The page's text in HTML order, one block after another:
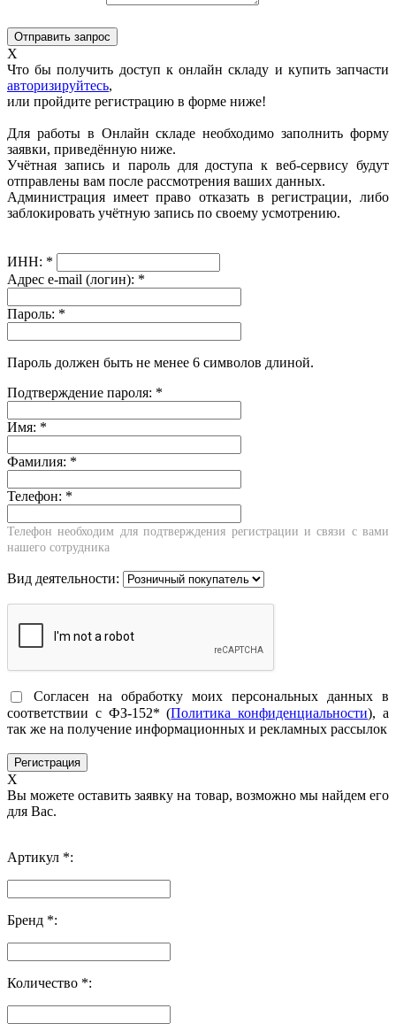
X
Что бы получить доступ к онлайн складу и купить запчасти
авторизируйтесь,
или пройдите регистрацию в форме ниже!
Для работы в Онлайн складе необходимо заполнить форму
заявки, приведённую ниже.
Учётная запись и пароль для доступа к веб-сервису будут
отправлены вам после рассмотрения ваших данных.
Администрация имеет право отказать в регистрации, либо
заблокировать учётную запись по своему усмотрению.
ИНН: *
Адрес e-mail (логин): *
Пароль: *
Пароль должен быть не менее 6 символов длиной.
Подтверждение пароля: *
Имя: *
Фамилия: *
Телефон: *
Телефон необходим для подтверждения регистрации и связи с вами
нашего сотрудника
Вид деятельности:
Согласен на обработку моих персональных данных в
соответствии с ФЗ-152* (Политика конфиденциальности), а
так же на получение информационных и рекламных рассылок
X
Вы можете оставить заявку на товар, возможно мы найдем его
для Вас.
Артикул *:
Бренд *:
Количество *: